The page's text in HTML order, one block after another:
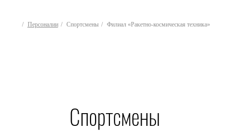
Персоналии Спортсмены Филиал «Ракетно-космическая техника»
Спортсмены